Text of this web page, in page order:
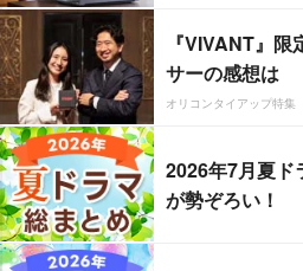
『VIVANT』
サーの感想は
オリコンタイアップ特集
2026年7月夏ド
が勢ぞろい！